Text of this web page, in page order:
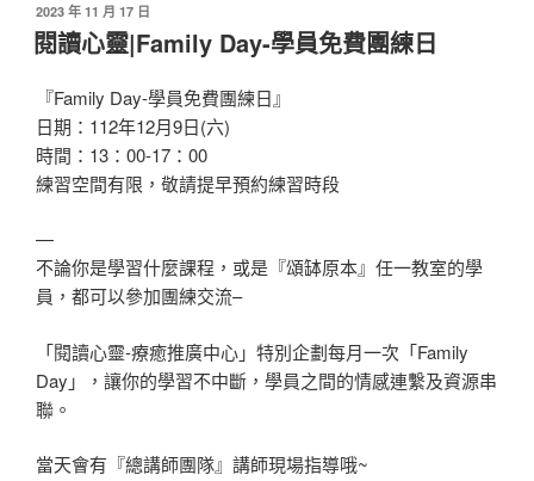
發
佈
於
2023 年 11 月 17 日
閱讀心靈|Family Day-學員免費團練日
『Family Day-學員免費團練日』
日期：112年12月9日(六)
時間：13：00-17：00
練習空間有限，敬請提早預約練習時段
—
不論你是學習什麼課程，或是『頌缽原本』任一教室的學
員，都可以參加團練交流–
「閱讀心靈-療癒推廣中心」特別企劃每月一次「Family
Day」，讓你的學習不中斷，學員之間的情感連繫及資源串
聯。
當天會有『總講師團隊』講師現場指導哦~